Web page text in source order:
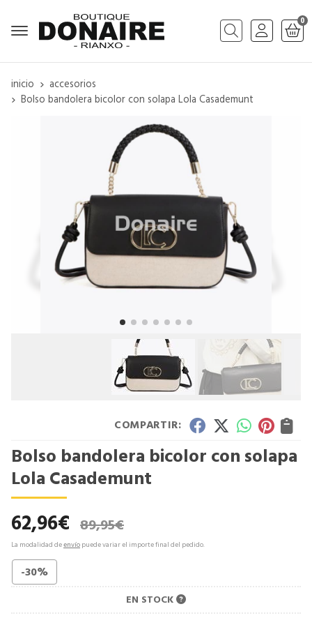
Buscar
0
inicio
accesorios
Bolso bandolera bicolor con solapa Lola Casademunt
COMPARTIR:
Bolso bandolera bicolor con solapa
Lola Casademunt
62,96€ 89,95€
La modalidad deenvío puede variar el importe final del pedido.
-30%
EN STOCK